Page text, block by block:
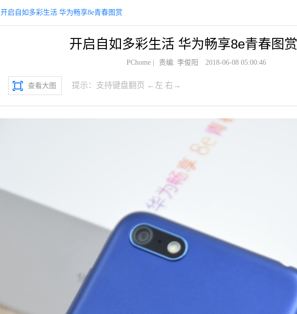
开启自如多彩生活 华为畅享8e青春图赏
开启自如多彩生活 华为畅享8e青春图赏
PChome| 责编: 李俊阳 2018-06-08 05:00:46
查看大图 提示：支持键盘翻页 ←左 右→